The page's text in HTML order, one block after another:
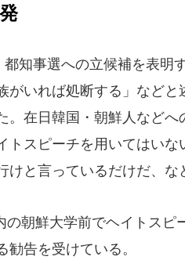
知事選への立候補を表明
がいれば処断する」など
。在日韓国・朝鮮人など
トスピーチを用いてはい
けと言っているだけだ、な
朝鮮大学前でヘイトスピ
告を受けている。